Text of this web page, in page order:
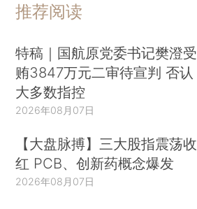
推荐阅读
特稿｜国航原党委书记樊澄受
贿3847万元二审待宣判 否认
大多数指控
2026年08月07日
【大盘脉搏】三大股指震荡收
红 PCB、创新药概念爆发
2026年08月07日